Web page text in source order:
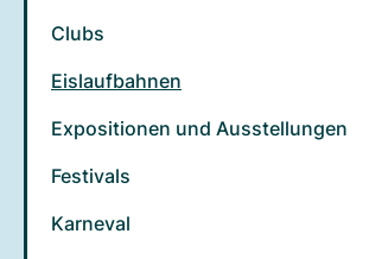
Clubs
Eislaufbahnen
Expositionen und Ausstellungen
Festivals
Karneval